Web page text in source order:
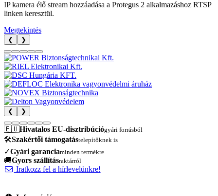
IP kamera élő stream hozzáadása a Protegus 2 alkalmazáshoz RTSP
linken keresztül.
Megtekintés
❮ ❯
❮ ❯
🇪🇺Hivatalos EU-disztribúciógyári forrásból
🛠️Szakértői támogatástelepítőknek is
✓Gyári garanciaminden termékre
🚚Gyors szállításraktárról
Iratkozz fel a hírlevelünkre!